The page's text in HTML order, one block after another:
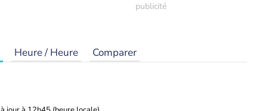
Heure / Heure Comparer